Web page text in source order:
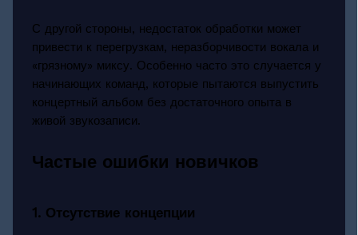
С другой стороны, недостаток обработки может
привести к перегрузкам, неразборчивости вокала и
«грязному» миксу. Особенно часто это случается у
начинающих команд, которые пытаются выпустить
концертный альбом без достаточного опыта в
живой звукозаписи.
Частые ошибки новичков
1. Отсутствие концепции